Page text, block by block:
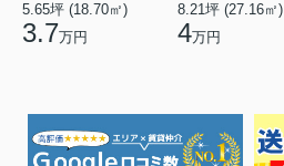
5.65坪 (18.70㎡)
3.7万円
8.21坪 (27.16㎡)
4万円